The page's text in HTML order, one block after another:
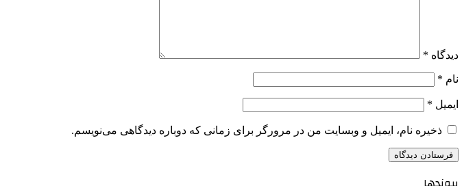
دیدگاه *
نام *
ایمیل *
ذخیره نام، ایمیل و وبسایت من در مرورگر برای زمانی که دوباره دیدگاهی می‌نویسم.